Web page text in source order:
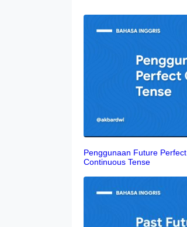
Penggunaan Future Perfect
Continuous Tense